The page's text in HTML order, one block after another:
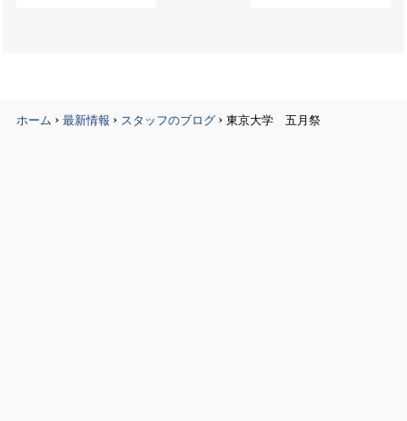
ホーム › 最新情報 › スタッフのブログ › 東京大学 五月祭